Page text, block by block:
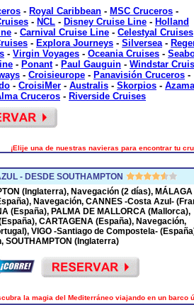
- Royal Caribbean - MSC Cruceros -
- NCL - Disney Cruise Line - Holland
- Carnival Cruise Line - Celestyal Cruises
- Explora Journeys - Silversea-
- Virgin Voyages - Oceania Cruises -
- Ponant- Paul Gauguin - Windstar
- Croisieurope - Panavisión Cruceros -
- CroisiMer - Australis - Skorpios -
Cruceros - Riverside Cruises
¡Elije una de nuestras navieras para encontrar tu
- DESDE SOUTHAMPTON
(Inglaterra), Navegación (2 días), MÁLAGA
Navegación, CANNES -Costa Azul-
(España), PALMA DE MALLORCA (Mallorca),
CARTAGENA (España), Navegación,
VIGO -Santiago de Compostela-
SOUTHAMPTON (Inglaterra)
la magia del Mediterráneo viajando en un barco